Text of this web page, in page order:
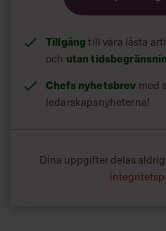
Tillgångtill våra låsta
och utan
Chefs nyhetsbrev med
ledarskapsnyheterna!
Dina uppgifter delas